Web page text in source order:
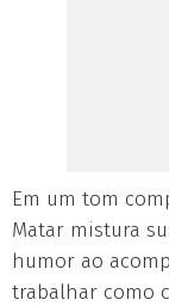
Em um tom
Matar mistura
humor ao
trabalhar como